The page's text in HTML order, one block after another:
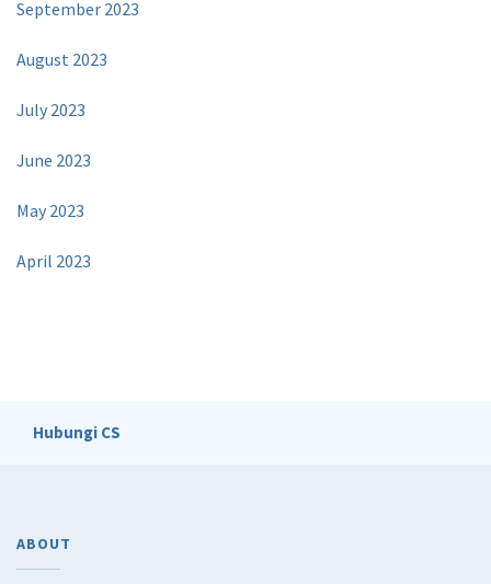
September 2023
August 2023
July 2023
June 2023
May 2023
April 2023
Hubungi CS
ABOUT